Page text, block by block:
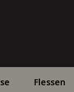
Flessen